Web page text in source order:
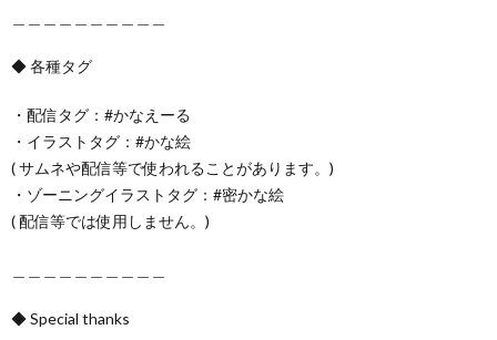
◆ 各種タグ
・配信タグ：#かなえーる
・イラストタグ：#かな絵
( サムネや配信等で使われることがあります。)
・ゾーニングイラストタグ：#密かな絵
( 配信等では使用しません。)
◆ Special thanks